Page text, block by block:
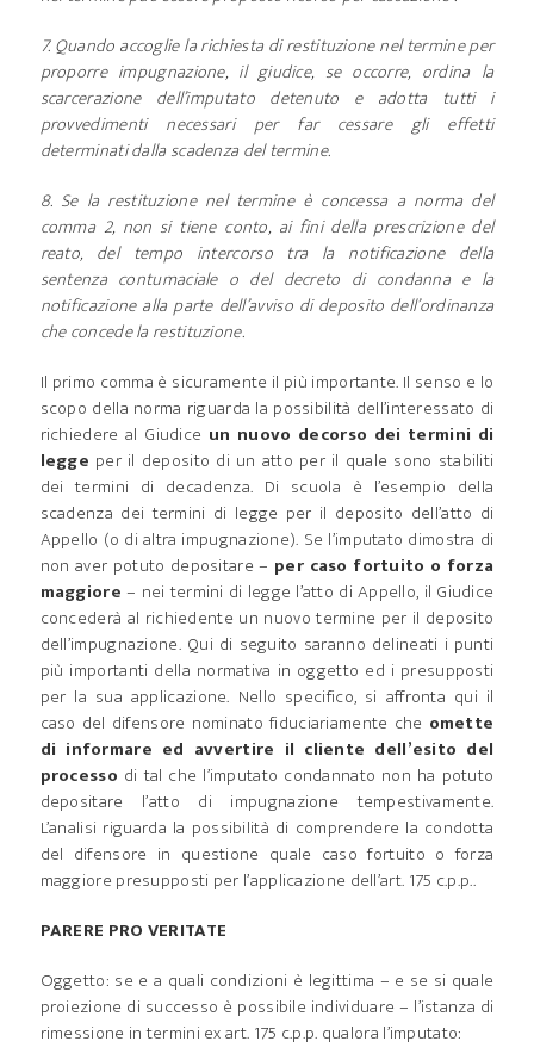
7. Quando accoglie la richiesta di restituzione nel termine per
proporre impugnazione, il giudice, se occorre, ordina la
scarcerazione dell’imputato detenuto e adotta tutti i
provvedimenti necessari per far cessare gli effetti
determinati dalla scadenza del termine.
8. Se la restituzione nel termine è concessa a norma del
comma 2, non si tiene conto, ai fini della prescrizione del
reato, del tempo intercorso tra la notificazione della
sentenza contumaciale o del decreto di condanna e la
notificazione alla parte dell’avviso di deposito dell’ordinanza
che concede la restituzione.
Il primo comma è sicuramente il più importante. Il senso e lo
scopo della norma riguarda la possibilità dell’interessato di
richiedere al Giudice un nuovo decorso dei termini di
legge per il deposito di un atto per il quale sono stabiliti
dei termini di decadenza. Di scuola è l’esempio della
scadenza dei termini di legge per il deposito dell’atto di
Appello (o di altra impugnazione). Se l’imputato dimostra di
non aver potuto depositare – per caso fortuito o forza
maggiore – nei termini di legge l’atto di Appello, il Giudice
concederà al richiedente un nuovo termine per il deposito
dell’impugnazione. Qui di seguito saranno delineati i punti
più importanti della normativa in oggetto ed i presupposti
per la sua applicazione. Nello specifico, si affronta qui il
caso del difensore nominato fiduciariamente che omette
di informare ed avvertire il cliente dell’esito del
processo di tal che l’imputato condannato non ha potuto
depositare l’atto di impugnazione tempestivamente.
L’analisi riguarda la possibilità di comprendere la condotta
del difensore in questione quale caso fortuito o forza
maggiore presupposti per l’applicazione dell’art. 175 c.p.p..
PARERE PRO VERITATE
Oggetto: se e a quali condizioni è legittima – e se si quale
proiezione di successo è possibile individuare – l’istanza di
rimessione in termini ex art. 175 c.p.p. qualora l’imputato: